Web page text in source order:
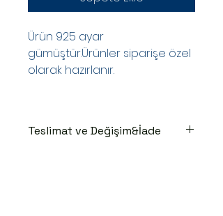
Ürün 925 ayar
gümüştür.Ürünler siparişe özel
olarak hazırlanır.
Teslimat ve Değişim&İade